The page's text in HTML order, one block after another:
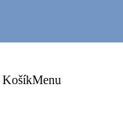
KošíkMenu